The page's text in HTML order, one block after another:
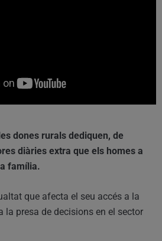
dones rurals dediquen, de
diàries extra que els homes a
família.
que afecta el seu accés a la
la presa de decisions en el sector